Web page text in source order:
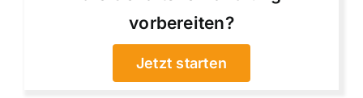
vorbereiten?
Jetzt starten